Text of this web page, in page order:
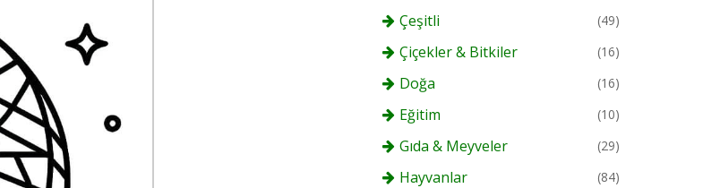
Çeşitli (49)
Çiçekler & Bitkiler (16)
Doğa (16)
Eğitim (10)
Gıda & Meyveler (29)
Hayvanlar (84)